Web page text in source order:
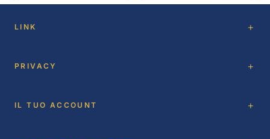
LINK
PRIVACY
IL TUO ACCOUNT